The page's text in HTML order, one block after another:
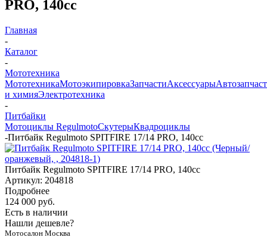
PRO, 140сс
Главная
-
Каталог
-
Мототехника
МототехникаМотоэкипировкаЗапчастиАксессуары
и химияЭлектротехника
-
Питбайки
Мотоциклы RegulmotoСкутерыКвадроциклы
-Питбайк Regulmoto SPITFIRE 17/14 PRO, 140сс
Питбайк Regulmoto SPITFIRE 17/14 PRO, 140сс
Артикул: 204818
Подробнее
124 000 руб.
Есть в наличии
Нашли дешевле?
Мотосалон Москва